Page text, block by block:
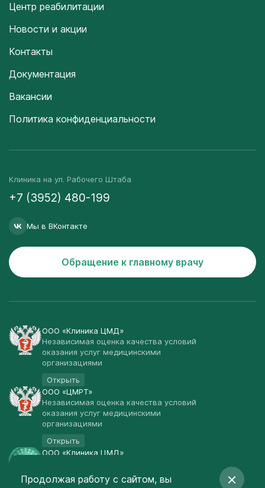
Центр реабилитации
Новости и акции
Контакты
Документация
Вакансии
Политика конфиденциальности
Клиника на ул. Рабочего Штаба
+7 (3952) 480-199
Мы в ВКонтакте
Обращение к главному врачу
ООО «Клиника ЦМД»
Независимая оценка качества условий
оказания услуг медицинскими
организациями
Открыть
ООО «ЦМРТ»
Независимая оценка качества условий
оказания услуг медицинскими
организациями
Открыть
ООО «Клиника ЦМД»
Открыть
Продолжая работу с сайтом, вы